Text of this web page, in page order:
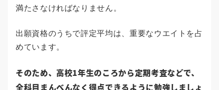
満たさなければなりません。
出願資格のうちで評定平均は、重要なウエイトを占
めています。
そのため、高校1年生のころから定期考査などで、
全科目まんべんなく得点できるように勉強しましょ